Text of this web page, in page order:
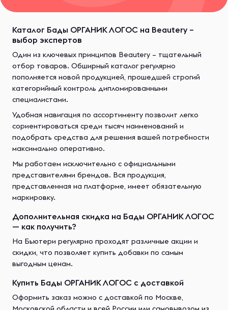
Каталог Бады ОРГАНИК ЛОГОС на Beautery –
выбор экспертов
Один из ключевых принципов Beautery – тщательный
отбор товаров. Обширный каталог регулярно
пополняется новой продукцией, прошедшей строгий
категорийный контроль дипломированными
специалистами.
Удобная навигация по ассортименту позволит легко
сориентироваться среди тысяч наименований и
подобрать средства для решения вашей потребности
максимально оперативно.
Мы работаем исключительно с официальными
представителями брендов. Вся продукция,
представленная на платформе, имеет обязательную
маркировку.
Дополнительная скидка на Бады ОРГАНИК ЛОГОС
— как получить?
На Бьютери регулярно проходят различные акции и
скидки, что позволяет купить добавки по самым
выгодным ценам.
Купить Бады ОРГАНИК ЛОГОС с доставкой
Оформить заказ можно с доставкой по Москве,